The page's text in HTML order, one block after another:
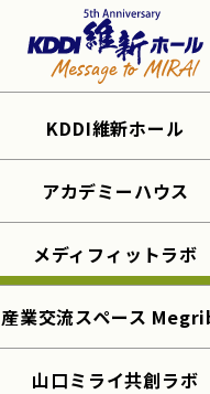
KDDI維新ホール
アカデミーハウス
メディフィットラボ
産業交流スペース
山口ミライ共創ラボ